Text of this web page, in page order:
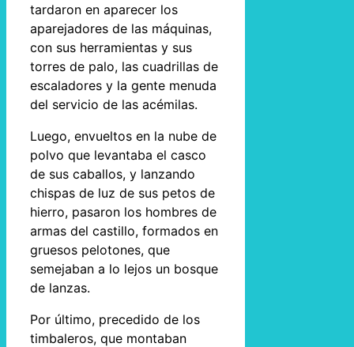
tardaron en aparecer los
aparejadores de las máquinas,
con sus herramientas y sus
torres de palo, las cuadrillas de
escaladores y la gente menuda
del servicio de las acémilas.
Luego, envueltos en la nube de
polvo que levantaba el casco
de sus caballos, y lanzando
chispas de luz de sus petos de
hierro, pasaron los hombres de
armas del castillo, formados en
gruesos pelotones, que
semejaban a lo lejos un bosque
de lanzas.
Por último, precedido de los
timbaleros, que montaban